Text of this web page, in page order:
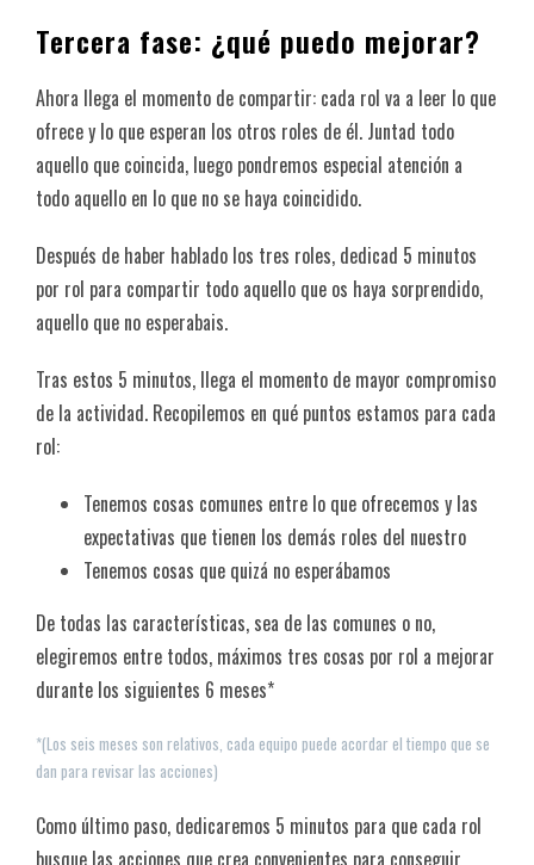
Tercera fase: ¿qué puedo mejorar?
Ahora llega el momento de compartir: cada rol va a leer lo que
ofrece y lo que esperan los otros roles de él. Juntad todo
aquello que coincida, luego pondremos especial atención a
todo aquello en lo que no se haya coincidido.
Después de haber hablado los tres roles, dedicad 5 minutos
por rol para compartir todo aquello que os haya sorprendido,
aquello que no esperabais.
Tras estos 5 minutos, llega el momento de mayor compromiso
de la actividad. Recopilemos en qué puntos estamos para cada
rol:
Tenemos cosas comunes entre lo que ofrecemos y las
expectativas que tienen los demás roles del nuestro
Tenemos cosas que quizá no esperábamos
De todas las características, sea de las comunes o no,
elegiremos entre todos, máximos tres cosas por rol a mejorar
durante los siguientes 6 meses*
*(Los seis meses son relativos, cada equipo puede acordar el tiempo que se
dan para revisar las acciones)
Como último paso, dedicaremos 5 minutos para que cada rol